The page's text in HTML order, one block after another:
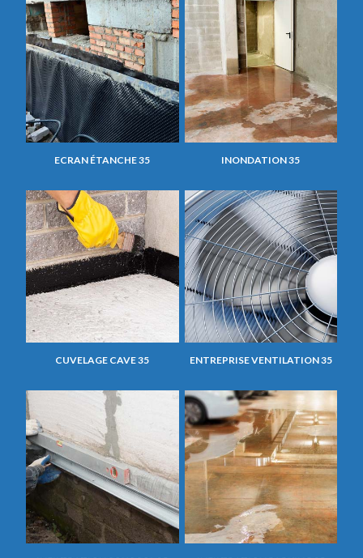
ECRAN ÉTANCHE 35 INONDATION 35
CUVELAGE CAVE 35 ENTREPRISE VENTILATION 35